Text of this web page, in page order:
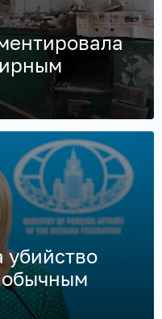
убийство
обычным